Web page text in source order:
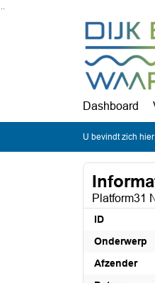
Dashboard
U bevindt zich
Platform31
ID
Onderwerp
Afzender